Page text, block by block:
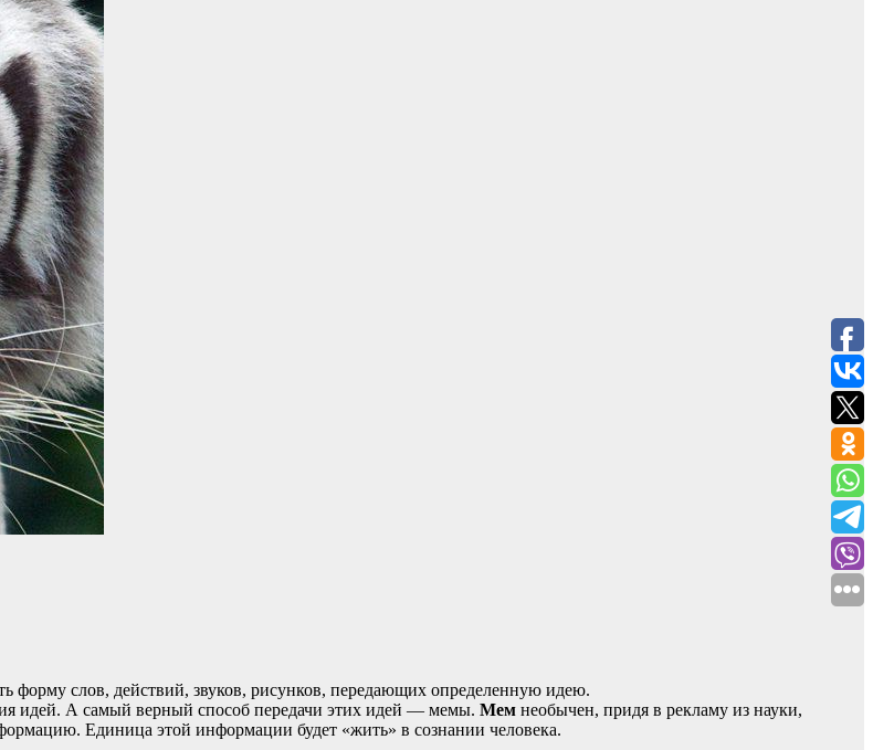
слов, действий, звуков, рисунков, передающих определенную идею.
идей. А самый верный способ передачи этих идей — мемы. Мем необычен, придя в рекламу из науки,
Единица этой информации будет «жить» в сознании человека.